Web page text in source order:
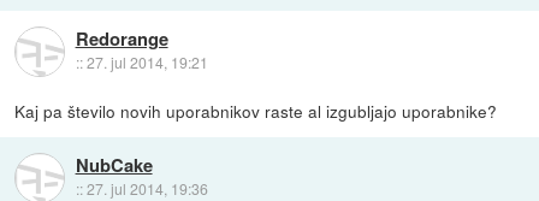
Redorange
::27. jul 2014, 19:21
Kaj pa število novih uporabnikov raste al izgubljajo uporabnike?
NubCake
::27. jul 2014, 19:36